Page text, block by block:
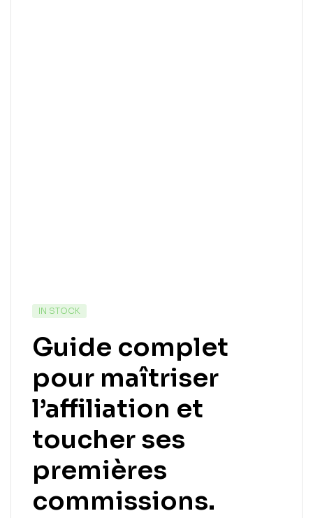
IN STOCK
Guide complet
pour maîtriser
l’affiliation et
toucher ses
premières
commissions.